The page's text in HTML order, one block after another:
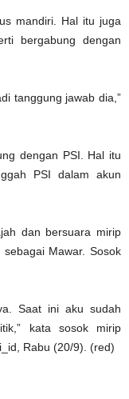
mandiri. Hal itu juga
bergabung dengan
tanggung jawab dia,”
dengan PSI. Hal itu
PSI dalam akun
dan bersuara mirip
Mawar. Sosok
Saat ini aku sudah
kata sosok mirip
Rabu (20/9). (red)